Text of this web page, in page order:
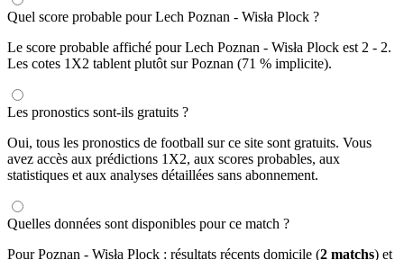
Quel score probable pour Lech Poznan - Wisła Plock ?
Le score probable affiché pour Lech Poznan - Wisła Plock est 2 - 2.
Les cotes 1X2 tablent plutôt sur Poznan (71 % implicite).
Les pronostics sont-ils gratuits ?
Oui, tous les pronostics de football sur ce site sont gratuits. Vous
avez accès aux prédictions 1X2, aux scores probables, aux
statistiques et aux analyses détaillées sans abonnement.
Quelles données sont disponibles pour ce match ?
Pour Poznan - Wisła Plock : résultats récents domicile (2 matchs) et